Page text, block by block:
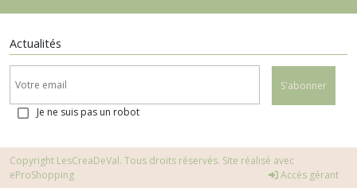
Actualités
S'abonner
Je ne suis pas un robot
Copyright LesCreaDeVal. Tous droits réservés. Site réalisé avec
eProShopping
Accès gérant